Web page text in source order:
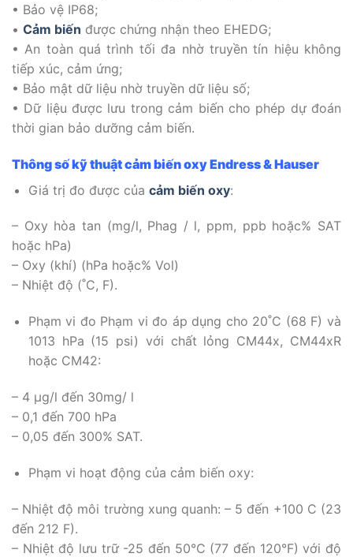
• Bảo vệ IP68;
• Cảm biến được chứng nhận theo EHEDG;
• An toàn quá trình tối đa nhờ truyền tín hiệu không
tiếp xúc, cảm ứng;
• Bảo mật dữ liệu nhờ truyền dữ liệu số;
• Dữ liệu được lưu trong cảm biến cho phép dự đoán
thời gian bảo dưỡng cảm biến.
Thông số kỹ thuậtcảm biến oxy Endress & Hauser
Giá trị đo được của cảm biến oxy:
– Oxy hòa tan (mg/l, Phag / l, ppm, ppb hoặc% SAT
hoặc hPa)
– Oxy (khí) (hPa hoặc% Vol)
– Nhiệt độ (˚C, F).
Phạm vi đo Phạm vi đo áp dụng cho 20˚C (68 F) và
1013 hPa (15 psi) với chất lỏng CM44x, CM44xR
hoặc CM42:
– 4 µg/l đến 30mg/ l
– 0,1 đến 700 hPa
– 0,05 đến 300% SAT.
Phạm vi hoạt động của cảm biến oxy:
– Nhiệt độ môi trường xung quanh: – 5 đến +100 C (23
đến 212 F).
– Nhiệt độ lưu trữ -25 đến 50°C (77 đến 120°F) với độ